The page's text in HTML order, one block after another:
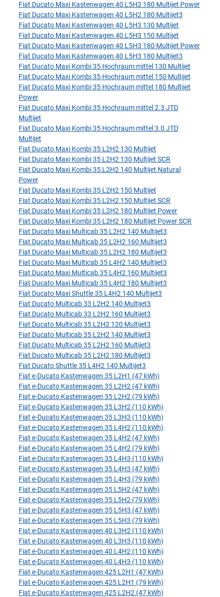
Fiat Ducato Maxi Kastenwagen 40 L5H2 180 Multijet Power
Fiat Ducato Maxi Kastenwagen 40 L5H2 180 Multijet3
Fiat Ducato Maxi Kastenwagen 40 L5H3 130 Multijet
Fiat Ducato Maxi Kastenwagen 40 L5H3 150 Multijet
Fiat Ducato Maxi Kastenwagen 40 L5H3 180 Multijet Power
Fiat Ducato Maxi Kastenwagen 40 L5H3 180 Multijet3
Fiat Ducato Maxi Kombi 35 Hochraum mittel 130 Multijet
Fiat Ducato Maxi Kombi 35 Hochraum mittel 150 Multijet
Fiat Ducato Maxi Kombi 35 Hochraum mittel 180 Multijet
Power
Fiat Ducato Maxi Kombi 35 Hochraum mittel 2.3 JTD
Multijet
Fiat Ducato Maxi Kombi 35 Hochraum mittel 3.0 JTD
Multijet
Fiat Ducato Maxi Kombi 35 L2H2 130 Multijet
Fiat Ducato Maxi Kombi 35 L2H2 130 Multijet SCR
Fiat Ducato Maxi Kombi 35 L2H2 140 Multijet Natural
Power
Fiat Ducato Maxi Kombi 35 L2H2 150 Multijet
Fiat Ducato Maxi Kombi 35 L2H2 150 Multijet SCR
Fiat Ducato Maxi Kombi 35 L2H2 180 Multijet Power
Fiat Ducato Maxi Kombi 35 L2H2 180 Multijet Power SCR
Fiat Ducato Maxi Multicab 35 L2H2 140 Multijet3
Fiat Ducato Maxi Multicab 35 L2H2 160 Multijet3
Fiat Ducato Maxi Multicab 35 L2H2 180 Multijet3
Fiat Ducato Maxi Multicab 35 L4H2 140 Multijet3
Fiat Ducato Maxi Multicab 35 L4H2 160 Multijet3
Fiat Ducato Maxi Multicab 35 L4H2 180 Multijet3
Fiat Ducato Maxi Shuttle 35 L4H2 140 Multijet3
Fiat Ducato Multicab 33 L2H2 140 Multijet3
Fiat Ducato Multicab 33 L2H2 160 Multijet3
Fiat Ducato Multicab 35 L2H2 120 Multijet3
Fiat Ducato Multicab 35 L2H2 140 Multijet3
Fiat Ducato Multicab 35 L2H2 160 Multijet3
Fiat Ducato Multicab 35 L2H2 180 Multijet3
Fiat Ducato Shuttle 35 L4H2 140 Multijet3
Fiat e-Ducato Kastenwagen 35 L2H1 (47 kWh)
Fiat e-Ducato Kastenwagen 35 L2H2 (47 kWh)
Fiat e-Ducato Kastenwagen 35 L2H2 (79 kWh)
Fiat e-Ducato Kastenwagen 35 L3H2 (110 kWh)
Fiat e-Ducato Kastenwagen 35 L3H3 (110 kWh)
Fiat e-Ducato Kastenwagen 35 L4H2 (110 kWh)
Fiat e-Ducato Kastenwagen 35 L4H2 (47 kWh)
Fiat e-Ducato Kastenwagen 35 L4H2 (79 kWh)
Fiat e-Ducato Kastenwagen 35 L4H3 (110 kWh)
Fiat e-Ducato Kastenwagen 35 L4H3 (47 kWh)
Fiat e-Ducato Kastenwagen 35 L4H3 (79 kWh)
Fiat e-Ducato Kastenwagen 35 L5H2 (47 kWh)
Fiat e-Ducato Kastenwagen 35 L5H2 (79 kWh)
Fiat e-Ducato Kastenwagen 35 L5H3 (47 kWh)
Fiat e-Ducato Kastenwagen 35 L5H3 (79 kWh)
Fiat e-Ducato Kastenwagen 40 L3H2 (110 kWh)
Fiat e-Ducato Kastenwagen 40 L3H3 (110 kWh)
Fiat e-Ducato Kastenwagen 40 L4H2 (110 kWh)
Fiat e-Ducato Kastenwagen 40 L4H3 (110 kWh)
Fiat e-Ducato Kastenwagen 425 L2H1 (47 kWh)
Fiat e-Ducato Kastenwagen 425 L2H1 (79 kWh)
Fiat e-Ducato Kastenwagen 425 L2H2 (47 kWh)